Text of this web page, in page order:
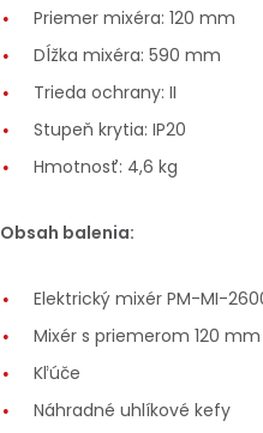
Priemer mixéra: 120 mm
Dĺžka mixéra: 590 mm
Trieda ochrany: II
Stupeň krytia: IP20
Hmotnosť: 4,6 kg
Obsah balenia:
Elektrický mixér PM-MI-
Mixér s priemerom 120 mm
Kľúče
Náhradné uhlíkové kefy